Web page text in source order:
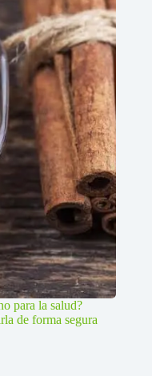
para la salud?
de forma segura